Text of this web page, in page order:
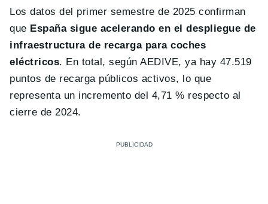
Los datos del primer semestre de 2025 confirman
que España sigue acelerando en el despliegue de
infraestructura de recarga para coches
eléctricos. En total, según AEDIVE, ya hay 47.519
puntos de recarga públicos activos, lo que
representa un incremento del 4,71 % respecto al
cierre de 2024.